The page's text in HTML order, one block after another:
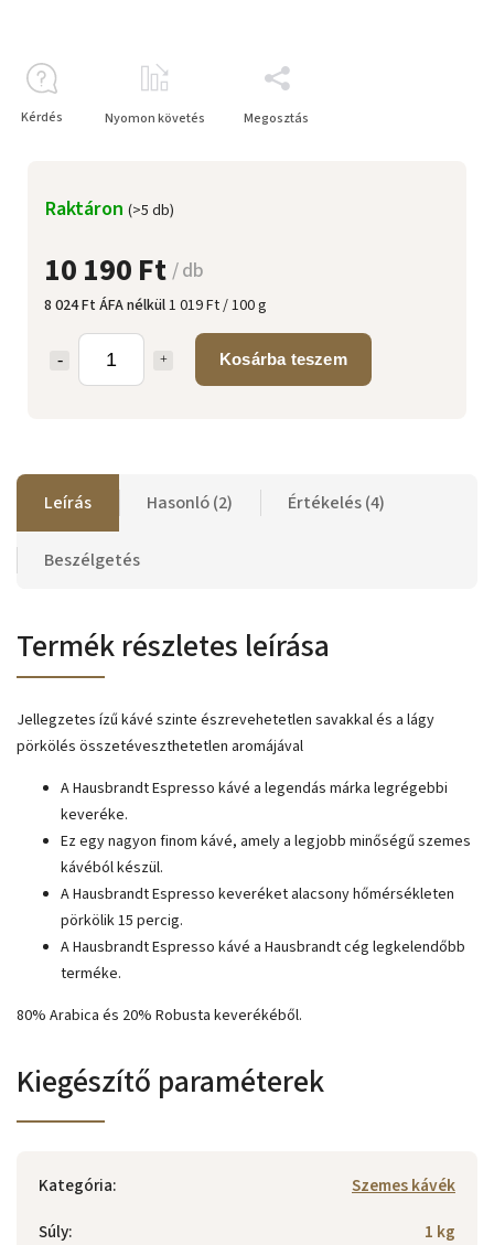
10 190 Ft / db
8 024 Ft ÁFA nélkül1 019 Ft / 100 g
Kosárba teszem
Raktáron (>5 db)
Kérdés Nyomon követés Megosztás
Leírás Hasonló (2) Értékelés (4)
Beszélgetés
Termék részletes leírása
Jellegzetes ízű kávé szinte észrevehetetlen savakkal és a lágy
pörkölés összetéveszthetetlen aromájával
A Hausbrandt Espresso kávé a legendás márka legrégebbi
keveréke.
Ez egy nagyon finom kávé, amely a legjobb minőségű szemes
kávéból készül.
A Hausbrandt Espresso keveréket alacsony hőmérsékleten
pörkölik 15 percig.
A Hausbrandt Espresso kávé a Hausbrandt cég legkelendőbb
terméke.
80% Arabica és 20% Robusta keverékéből.
Kiegészítő paraméterek
Kategória:
Szemes kávék
Súly:
1 kg